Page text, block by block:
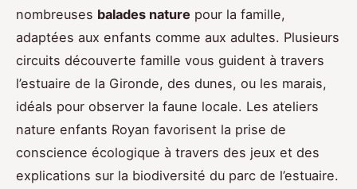
nombreuses balades nature pour la famille,
adaptées aux enfants comme aux adultes. Plusieurs
circuits découverte famille vous guident à travers
l’estuaire de la Gironde, des dunes, ou les marais,
idéals pour observer la faune locale. Les ateliers
nature enfants Royan favorisent la prise de
conscience écologique à travers des jeux et des
explications sur la biodiversité du parc de l’estuaire.